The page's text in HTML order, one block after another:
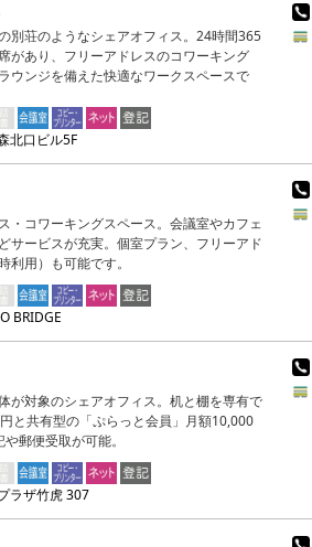
別荘のようなシェアオフィス。24時間365
があり、フリーアドレスのコワーキング
ウンジを備えた快適なワークスペースで
北口ビル5F
・コワーキングスペース。会議室やカフェ
サービスが充実。個室プラン、フリーアド
利用）も可能です。
BRIDGE
が対象のシェアオフィス。机と棚を専有で
と共有型の「ぷらっと会員」月額10,000
郵便受取が可能。
ラザ竹虎 307